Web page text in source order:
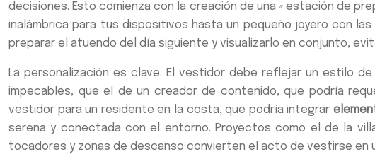
decisiones. Esto comienza con la creación de una « estación de
inalámbrica para tus dispositivos hasta un pequeño joyero con
preparar el atuendo del día siguiente y visualizarlo en conjunto,
La personalización es clave. El vestidor debe reflejar un estilo
impecables, que el de un creador de contenido, que podría
vestidor para un residente en la costa, que podría integrar
serena y conectada con el entorno. Proyectos como el de la
tocadores y zonas de descanso convierten el acto de vestirse en